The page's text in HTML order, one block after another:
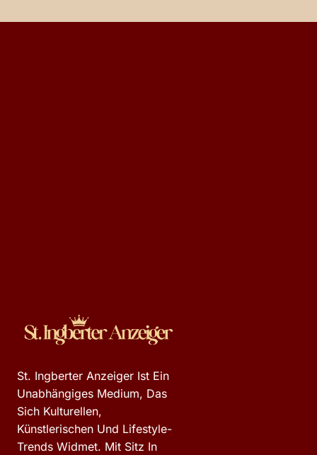
St. Ingberter Anzeiger Ist Ein
Unabhängiges Medium, Das
Sich Kulturellen,
Künstlerischen Und Lifestyle-
Trends Widmet. Mit Sitz In